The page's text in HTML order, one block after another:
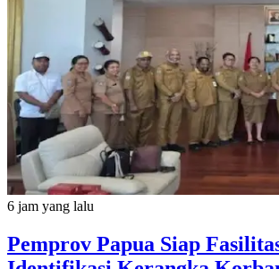
6 jam yang lalu
Pemprov Papua Siap